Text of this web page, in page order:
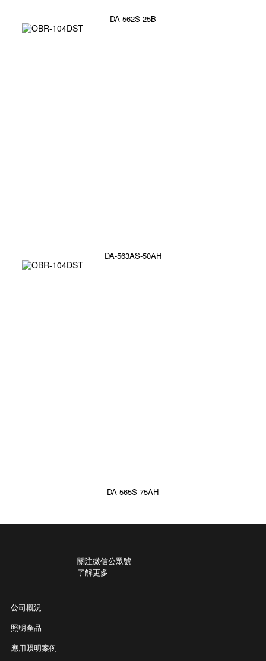
DA-562S-25B
DA-563AS-50AH
DA-565S-75AH
關注微信公眾號
了解更多
公司概況
照明產品
應用照明案例